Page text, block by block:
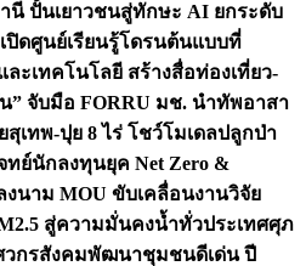
นี ปั้นเยาวชนสู่ทักษะ AI ยกระดับ
ปิดศูนย์เรียนรู้โดรนต้นแบบที่
ะเทคโนโลยี สร้างสื่อท่องเที่ยว-
” จับมือ FORRU มช. นำทัพอาสา
เทพ-ปุย 8 ไร่ โชว์โมเดลปลูกป่า
ย์นักลงทุนยุค Net Zero &
นาม MOU ขับเคลื่อนงานวิจัย
สู่ความมั่นคงน้ำทั่วประเทศศุภ
วกรสังคมพัฒนาชุมชนดีเด่น ปี